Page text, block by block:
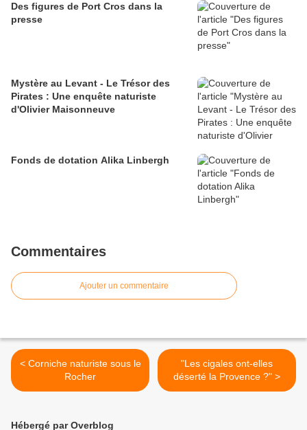
Des figures de Port Cros dans la
presse
Mystère au Levant - Le Trésor des
Pirates : Une enquête naturiste
d'Olivier Maisonneuve
Fonds de dotation Alika Linbergh
Commentaires
Ajouter un commentaire
< Corniche naturiste sous le
Rocher
"Les cigales ont-elles
déserté la Provence ?" >
Hébergé par Overblog